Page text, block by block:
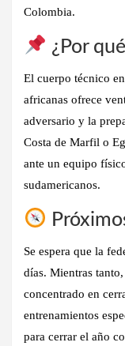
Colombia.
¿Por
El cuerpo técnico
africanas ofrece
adversario y la
Costa de Marfil o
ante un equipo
sudamericanos.
Se espera que la
días. Mientras
concentrado en
entrenamientos
para cerrar el año